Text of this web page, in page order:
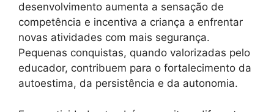
desenvolvimento aumenta a sensação de
competência e incentiva a criança a enfrentar
novas atividades com mais segurança.
Pequenas conquistas, quando valorizadas pelo
educador, contribuem para o fortalecimento da
autoestima, da persistência e da autonomia.